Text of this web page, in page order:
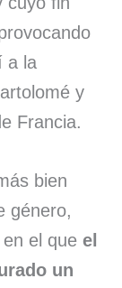
a la
y
Francia.
bien
género,
el que el
un